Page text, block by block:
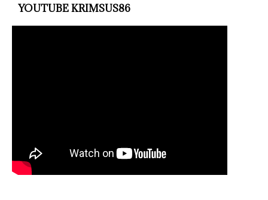
YOUTUBE KRIMSUS86